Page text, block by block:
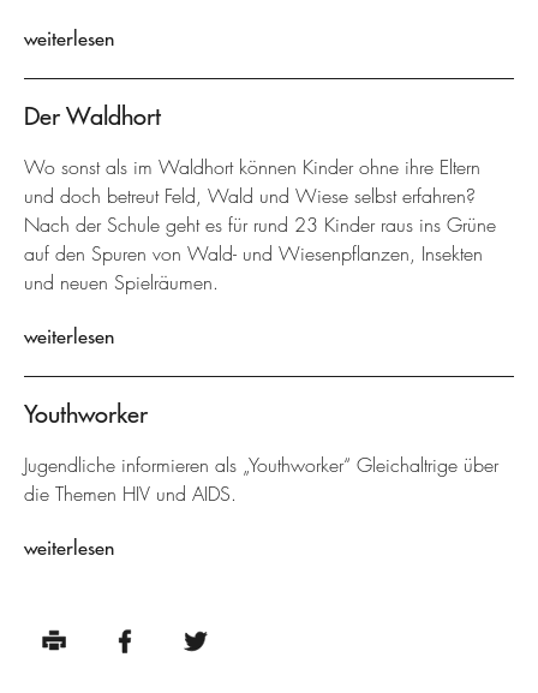
weiterlesen
Der Waldhort
Wo sonst als im Waldhort können Kinder ohne ihre Eltern
und doch betreut Feld, Wald und Wiese selbst erfahren?
Nach der Schule geht es für rund 23 Kinder raus ins Grüne
auf den Spuren von Wald- und Wiesenpflanzen, Insekten
und neuen Spielräumen.
weiterlesen
Youthworker
Jugendliche informieren als „Youthworker“ Gleichaltrige über
die Themen HIV und AIDS.
weiterlesen